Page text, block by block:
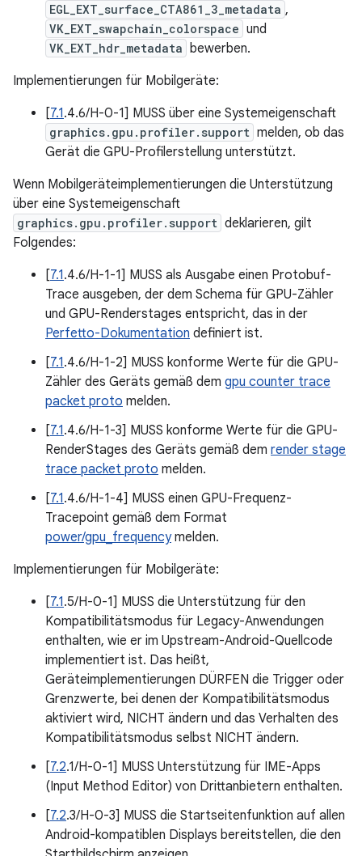
EGL_EXT_surface_CTA861_3_metadata ,
VK_EXT_swapchain_colorspace und
VK_EXT_hdr_metadata bewerben.
Implementierungen für Mobilgeräte:
[7.1.4.6/H-0-1] MUSS über eine Systemeigenschaft
graphics.gpu.profiler.support melden, ob das
Gerät die GPU-Profilerstellung unterstützt.
Wenn Mobilgeräteimplementierungen die Unterstützung
über eine Systemeigenschaft
graphics.gpu.profiler.support deklarieren, gilt
Folgendes:
[7.1.4.6/H-1-1] MUSS als Ausgabe einen Protobuf-
Trace ausgeben, der dem Schema für GPU-Zähler
und GPU-Renderstages entspricht, das in der
Perfetto-Dokumentation definiert ist.
[7.1.4.6/H-1-2] MUSS konforme Werte für die GPU-
Zähler des Geräts gemäß dem gpu counter trace
packet proto melden.
[7.1.4.6/H-1-3] MUSS konforme Werte für die GPU-
RenderStages des Geräts gemäß dem render stage
trace packet proto melden.
[7.1.4.6/H-1-4] MUSS einen GPU-Frequenz-
Tracepoint gemäß dem Format
power/gpu_frequencymelden.
Implementierungen für Mobilgeräte:
[7.1.5/H-0-1] MUSS die Unterstützung für den
Kompatibilitätsmodus für Legacy-Anwendungen
enthalten, wie er im Upstream-Android-Quellcode
implementiert ist. Das heißt,
Geräteimplementierungen DÜRFEN die Trigger oder
Grenzwerte, bei denen der Kompatibilitätsmodus
aktiviert wird, NICHT ändern und das Verhalten des
Kompatibilitätsmodus selbst NICHT ändern.
[7.2.1/H-0-1] MUSS Unterstützung für IME-Apps
(Input Method Editor) von Drittanbietern enthalten.
[7.2.3/H-0-3] MUSS die Startseitenfunktion auf allen
Android-kompatiblen Displays bereitstellen, die den